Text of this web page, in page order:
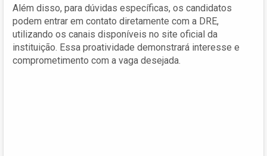
Além disso, para dúvidas específicas, os candidatos
podem entrar em contato diretamente com a DRE,
utilizando os canais disponíveis no site oficial da
instituição. Essa proatividade demonstrará interesse e
comprometimento com a vaga desejada.